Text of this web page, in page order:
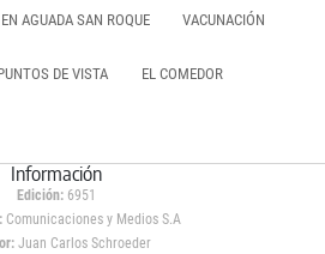
AGUADA SAN ROQUE VACUNACIÓN
DE VISTA EL COMEDOR
Información
Edición: 6951
Comunicaciones y Medios S.A
Juan Carlos Schroeder